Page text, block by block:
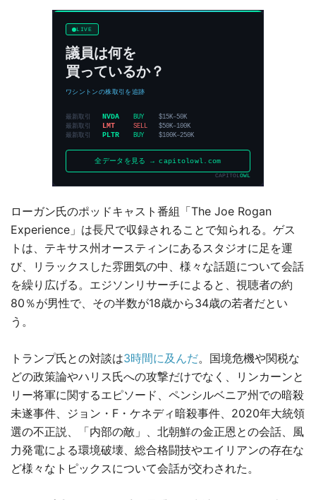
ローガン氏のポッドキャスト番組「The Joe Rogan
Experience」は長尺で収録されることで知られる。ゲス
トは、テキサス州オースティンにあるスタジオに足を運
び、リラックスした雰囲気の中、様々な話題について会話
を繰り広げる。エジソンリサーチによると、視聴者の約
80％が男性で、その半数が18歳から34歳の若者だとい
う。
トランプ氏との対談は3時間に及んだ。国境危機や関税な
どの政策論やハリス氏への攻撃だけでなく、リンカーンと
リー将軍に関するエピソード、ペンシルベニア州での暗殺
未遂事件、ジョン・F・ケネディ暗殺事件、2020年大統領
選の不正説、「内部の敵」、北朝鮮の金正恩との会話、風
力発電による環境破壊、総合格闘技やエイリアンの存在な
ど様々なトピックスについて会話が交わされた。